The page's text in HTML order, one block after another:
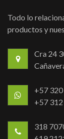
Todo lo
productos y
Cra 24
+57
+57
318